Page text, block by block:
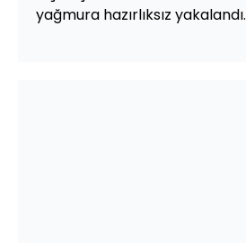
yağmura hazırlıksız yakalandı.